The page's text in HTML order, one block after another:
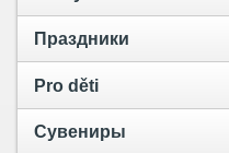
Праздники
Pro děti
Сувениры